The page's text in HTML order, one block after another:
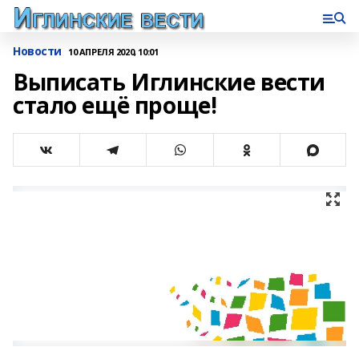
Новости 10 АПРЕЛЯ 2020, 10:01
Выписать Иглинские вести
стало ещё проще!